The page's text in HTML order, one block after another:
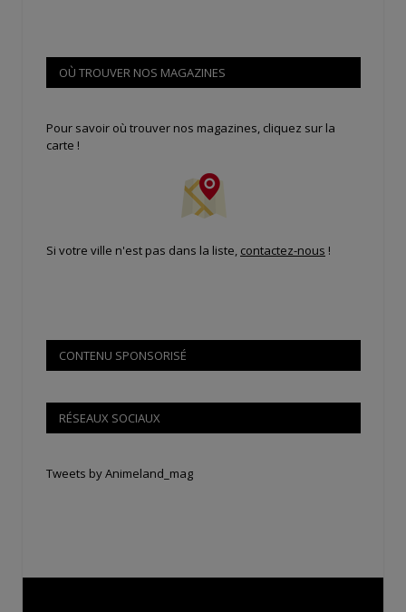
OÙ TROUVER NOS MAGAZINES
Pour savoir où trouver nos magazines, cliquez sur la
carte !
Si votre ville n'est pas dans la liste, contactez-nous !
CONTENU SPONSORISÉ
RÉSEAUX SOCIAUX
Tweets by Animeland_mag